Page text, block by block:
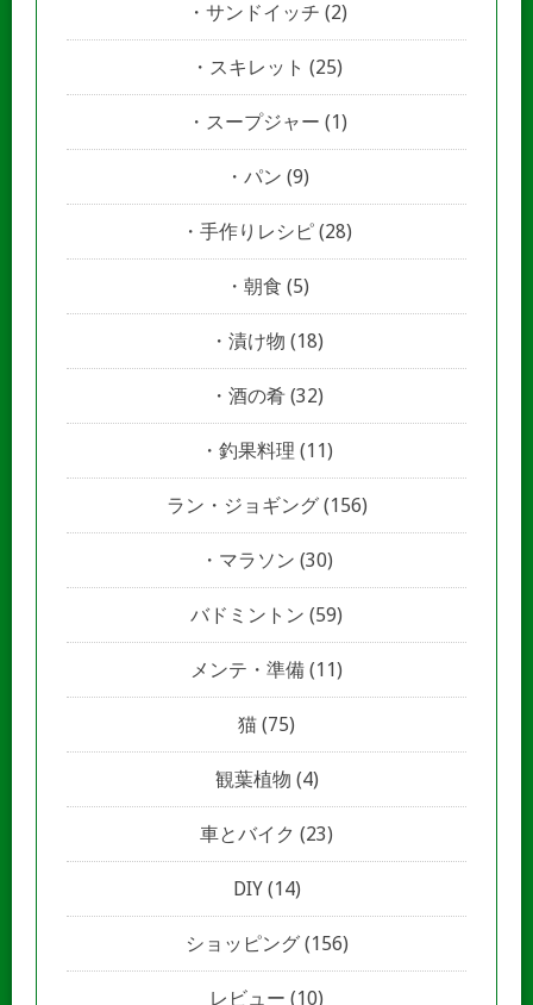
サンドイッチ (2)
スキレット (25)
スープジャー (1)
パン (9)
手作りレシピ (28)
朝食 (5)
漬け物 (18)
酒の肴 (32)
釣果料理 (11)
ラン・ジョギング(156)
マラソン (30)
バドミントン (59)
メンテ・準備 (11)
猫 (75)
観葉植物 (4)
車とバイク (23)
DIY(14)
ショッピング(156)
レビュー (10)